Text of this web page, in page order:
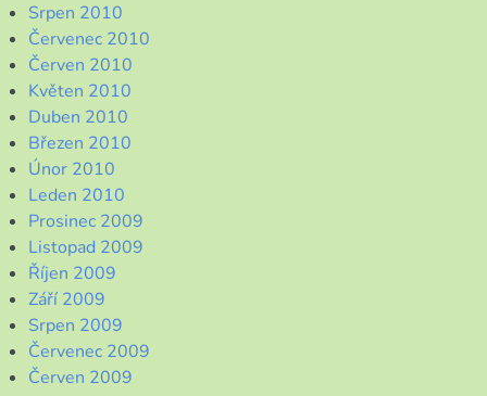
Srpen 2010
Červenec 2010
Červen 2010
Květen 2010
Duben 2010
Březen 2010
Únor 2010
Leden 2010
Prosinec 2009
Listopad 2009
Říjen 2009
Září 2009
Srpen 2009
Červenec 2009
Červen 2009